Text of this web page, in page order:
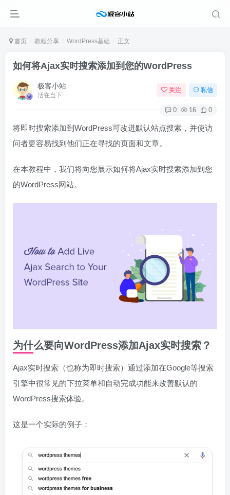
首页 教程分享 WordPress基础 正文
如何将Ajax实时搜索添加到您的WordPress
极客小站
活在当下
关注 私信
0 16 0
将即时搜索添加到WordPress可改进默认站点搜索，并使访
问者更容易找到他们正在寻找的页面和文章。
在本教程中，我们将向您展示如何将Ajax实时搜索添加到您
的WordPress网站。
为什么要向WordPress添加Ajax实时搜索？
Ajax实时搜索（也称为即时搜索）通过添加在Google等搜索
引擎中很常见的下拉菜单和自动完成功能来改善默认的
WordPress搜索体验。
这是一个实际的例子：